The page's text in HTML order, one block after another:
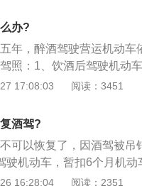
全法律、法规的规定，发
。
办?
年，醉酒驾驶营运机动
照：1、饮酒后驾驶机动
元以下罚款。因饮酒后
机动车的，由公安机关交
刑事责任；5年内不得重
15日拘留，并处5000元
驶证。
17:08:03 阅读：3451
酒驾?
可以恢复了，因酒驾被
驶机动车，暂扣6个月机
酒后驾驶机动车受到处罚
16:28:04 阅读：2351